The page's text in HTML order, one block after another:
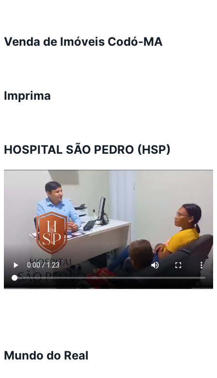
Venda de Imóveis Codó-MA
Imprima
HOSPITAL SÃO PEDRO (HSP)
Mundo do Real